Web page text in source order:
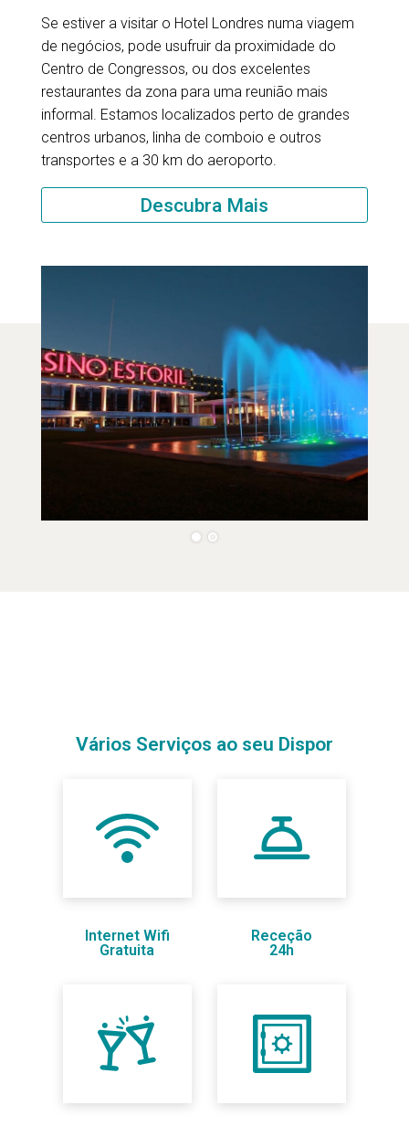
Se estiver a visitar o Hotel Londres numa viagem
de negócios, pode usufruir da proximidade do
Centro de Congressos, ou dos excelentes
restaurantes da zona para uma reunião mais
informal. Estamos localizados perto de grandes
centros urbanos, linha de comboio e outros
transportes e a 30 km do aeroporto.
Descubra Mais
Vários Serviços ao seu Dispor
Internet Wifi
Gratuita
Receção
24h